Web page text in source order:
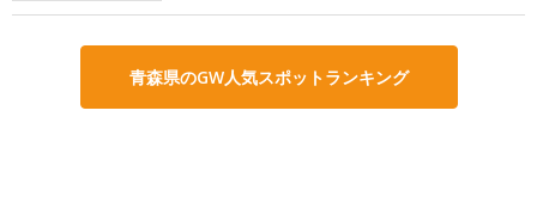
青森県のGW人気スポットランキング